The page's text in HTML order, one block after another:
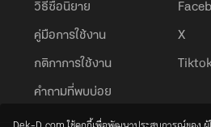
วิธีซื้อนิยาย
คู่มือการใช้งาน
กติกาการใช้งาน
คำถามที่พบบ่อย
X